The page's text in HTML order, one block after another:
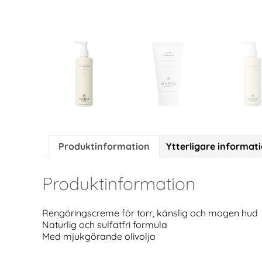
Produktinformation Ytterligare
Produktinformation
Rengöringscreme för torr, känslig och mogen hud
Naturlig och sulfatfri formula
Med mjukgörande olivolja